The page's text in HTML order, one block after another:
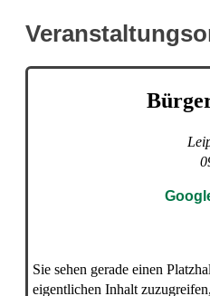
Sie sehen gerade einen
eigentlichen Inhalt